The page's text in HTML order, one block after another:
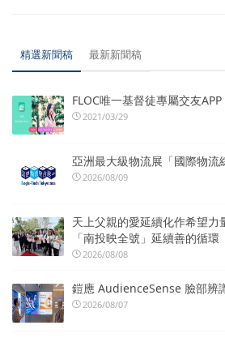
精選新聞稿 最新新聞稿
FLOC唯一基督徒專屬交友
2021/03/29
亞洲最大級物流展「國際物流
2026/08/09
天上父親的愛延續化作希望力
「南投映全號」延續善的循環
2026/08/08
鎧應 AudienceSense 臉部辨
2026/08/07